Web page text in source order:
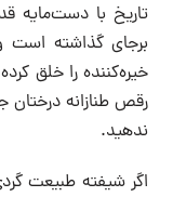
تاریخ با دست‌مایه
برجای گذاشته است
خیره‌کننده را خلق
رقص طنازانه
ندهید.
اگر شیفته طبیعت